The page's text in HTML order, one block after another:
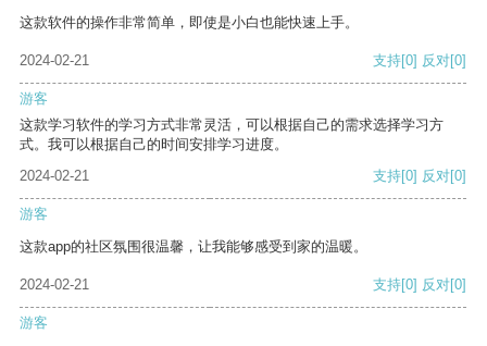
这款软件的操作非常简单，即使是小白也能快速上手。
2024-02-21 支持[0] 反对[0]
游客
这款学习软件的学习方式非常灵活，可以根据自己的需求选择学习方
式。我可以根据自己的时间安排学习进度。
2024-02-21
支持[0] 反对[0]
游客
这款app的社区氛围很温馨，让我能够感受到家的温暖。
2024-02-21 支持[0] 反对[0]
游客